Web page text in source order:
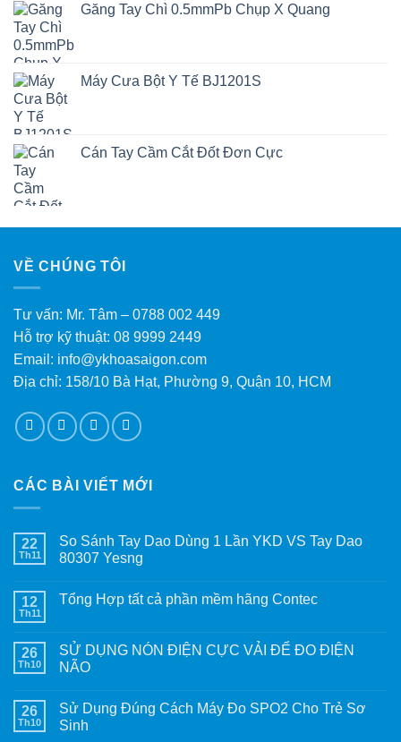
Găng Tay Chì 0.5mmPb Chụp X Quang
Máy Cưa Bột Y Tế BJ1201S
Cán Tay Cầm Cắt Đốt Đơn Cực
VỀ CHÚNG TÔI
Tư vấn: Mr. Tâm – 0788 002 449
Hỗ trợ kỹ thuật: 08 9999 2449
Email: info@ykhoasaigon.com
Địa chỉ: 158/10 Bà Hạt, Phường 9, Quận 10, HCM
CÁC BÀI VIẾT MỚI
22
Th11
So Sánh Tay Dao Dùng 1 Lần YKD VS Tay Dao
80307 Yesng
12
Th11
Tổng Hợp tất cả phần mềm hãng Contec
26
Th10
SỬ DỤNG NÓN ĐIỆN CỰC VẢI ĐỂ ĐO ĐIỆN
NÃO
26
Th10
Sử Dụng Đúng Cách Máy Đo SPO2 Cho Trẻ Sơ
Sinh